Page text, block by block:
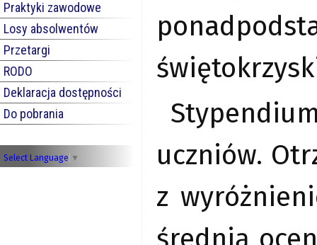
Praktyki zawodowe
Losy absolwentów
Przetargi
RODO
Deklaracja dostępności
Do pobrania
Select Language ▼
uczniów.
z